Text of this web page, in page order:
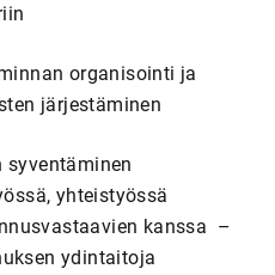
organisointi ja
järjestäminen
syventäminen
yhteistyössä
kanssa –
ydintaitoja